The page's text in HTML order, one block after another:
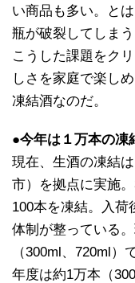
い商品も多い。と
瓶が破裂してしまう
こうした課題をク
しさを家庭で楽し
凍結酒なのだ。
●今年は１万本の凍
現在、生酒の凍結
市）を拠点に実施
100本を凍結。入荷
体制が整っている
（300ml、720ml
年度は約1万本（